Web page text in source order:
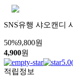
SNS유행 샤오캔디
50%9,800원
4,900원
5.0(
적립정보